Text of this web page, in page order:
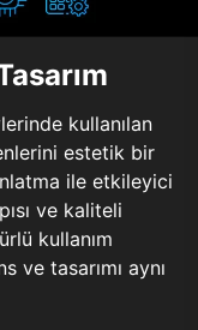
kullanılan
estetik bir
ile etkileyici
ve kaliteli
kullanım
ve tasarımı aynı